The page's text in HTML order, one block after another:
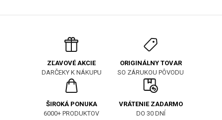
ZĽAVOVÉ AKCIE
DARČEKY K NÁKUPU
ORIGINÁLNY TOVAR
SO ZÁRUKOU PÔVODU
ŠIROKÁ PONUKA
6000+ PRODUKTOV
VRÁTENIE ZADARMO
DO 30 DNÍ